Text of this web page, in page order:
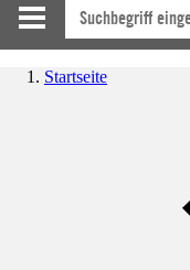
Startseite